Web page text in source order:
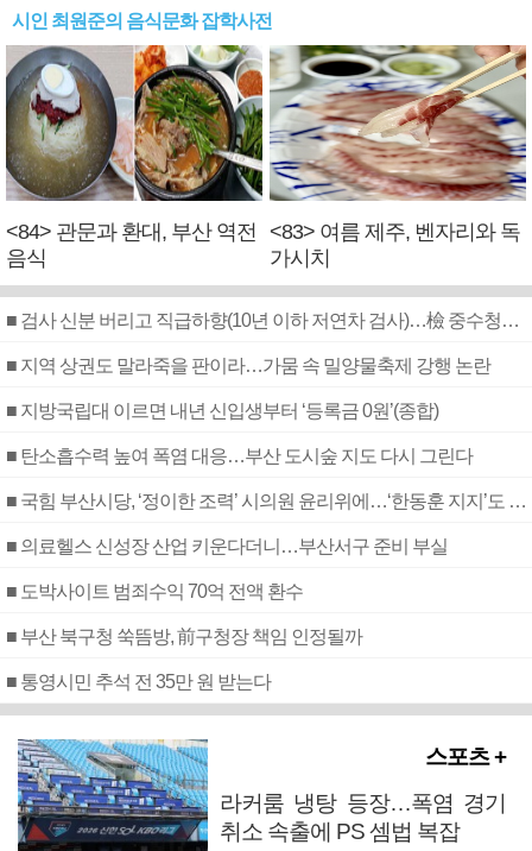
시인 최원준의 음식문화 잡학사전
<84> 관문과 환대, 부산 역전
음식
<83> 여름 제주, 벤자리와 독
가시치
■ 검사 신분 버리고 직급하향(10년 이하 저연차 검사)…檢 중수청행 기피
■ 지역 상권도 말라죽을 판이라…가뭄 속 밀양물축제 강행 논란
■ 지방국립대 이르면 내년 신입생부터 ‘등록금 0원’(종합)
■ 탄소흡수력 높여 폭염 대응…부산 도시숲 지도 다시 그린다
■ 국힘 부산시당, ‘정이한 조력’ 시의원 윤리위에…‘한동훈 지지’도 신고접수
■ 의료헬스 신성장 산업 키운다더니…부산서구 준비 부실
■ 도박사이트 범죄수익 70억 전액 환수
■ 부산 북구청 쑥뜸방, 前구청장 책임 인정될까
■ 통영시민 추석 전 35만 원 받는다
스포츠 +
라커룸 냉탕 등장…폭염 경기
취소 속출에 PS 셈법 복잡